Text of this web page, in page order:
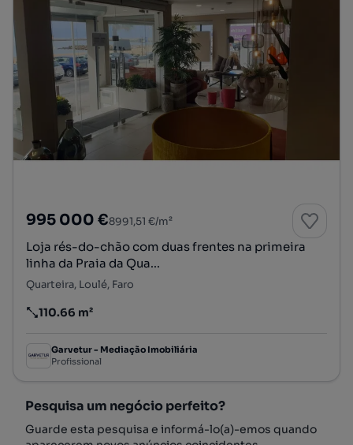
995 000 €8991,51 €/m²
Loja rés-do-chão com duas frentes na primeira
linha da Praia da Qua...
Quarteira, Loulé, Faro
Preço por metro quadrado
110.66 m²
Garvetur - Mediação Imobiliária
Profissional
Pesquisa um negócio perfeito?
Guarde esta pesquisa e informá-lo(a)-emos quando